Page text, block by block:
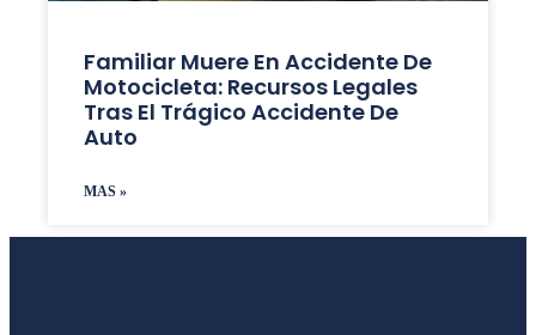
Familiar Muere En Accidente De
Motocicleta: Recursos Legales
Tras El Trágico Accidente De
Auto
MAS »